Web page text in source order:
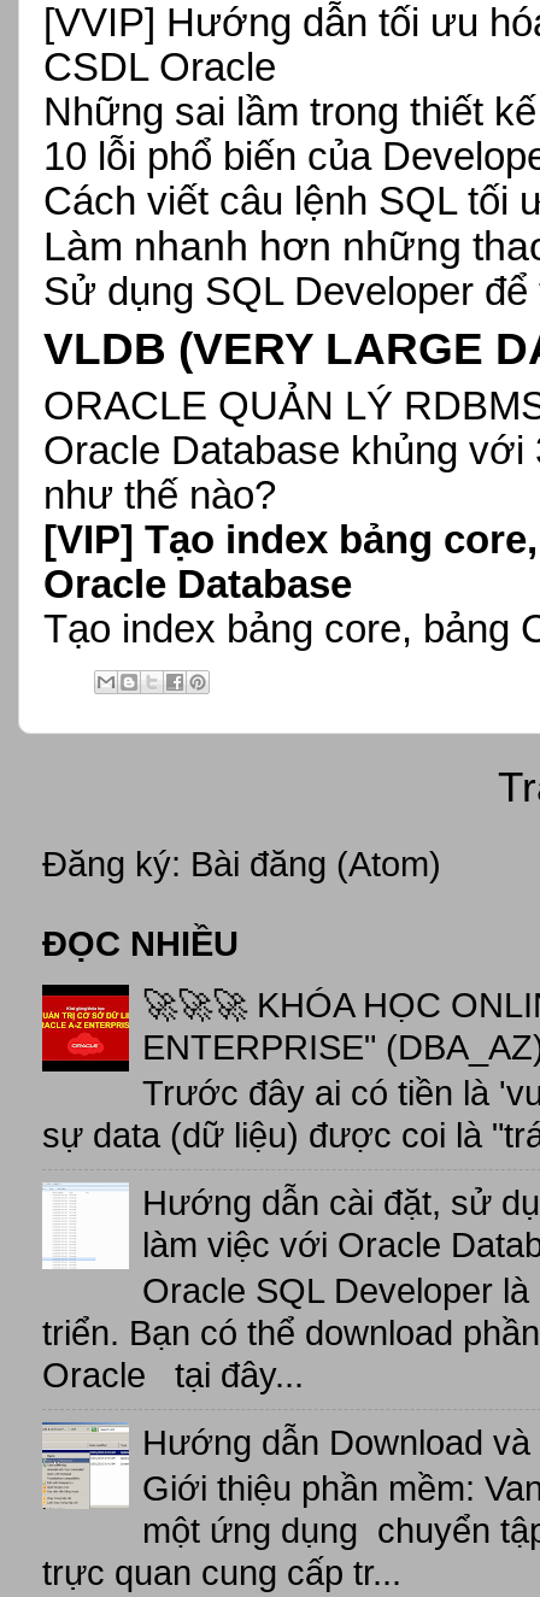
[VVIP] Hướng dẫn tối ưu
CSDL Oracle
Những sai lầm trong thiết
10 lỗi phổ biến của
Cách viết câu lệnh SQL tối
Làm nhanh hơn những
Sử dụng SQL Developer
VLDB (VERY LARGE
ORACLE QUẢN LÝ
Oracle Database khủng
như thế nào?
[VIP] Tạo index bảng
Oracle Database
Tạo index bảng core, bảng
Đăng ký: Bài đăng (Atom)
ĐỌC NHIỀU
🚀🚀🚀 KHÓA HỌC
ENTERPRISE"
Trước đây ai có tiền là
sự data (dữ liệu) được coi là
Hướng dẫn cài đặt, sử
làm việc với Oracle
Oracle SQL Developer
triển. Bạn có thể download
Oracle tại đây...
Hướng dẫn Download
Giới thiệu phần mềm:
một ứng dụng chuyển
trực quan cung cấp tr...